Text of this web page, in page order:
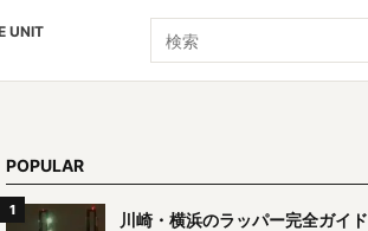
UNIT
検索
POPULAR
川崎・横浜のラッパー完全ガイド